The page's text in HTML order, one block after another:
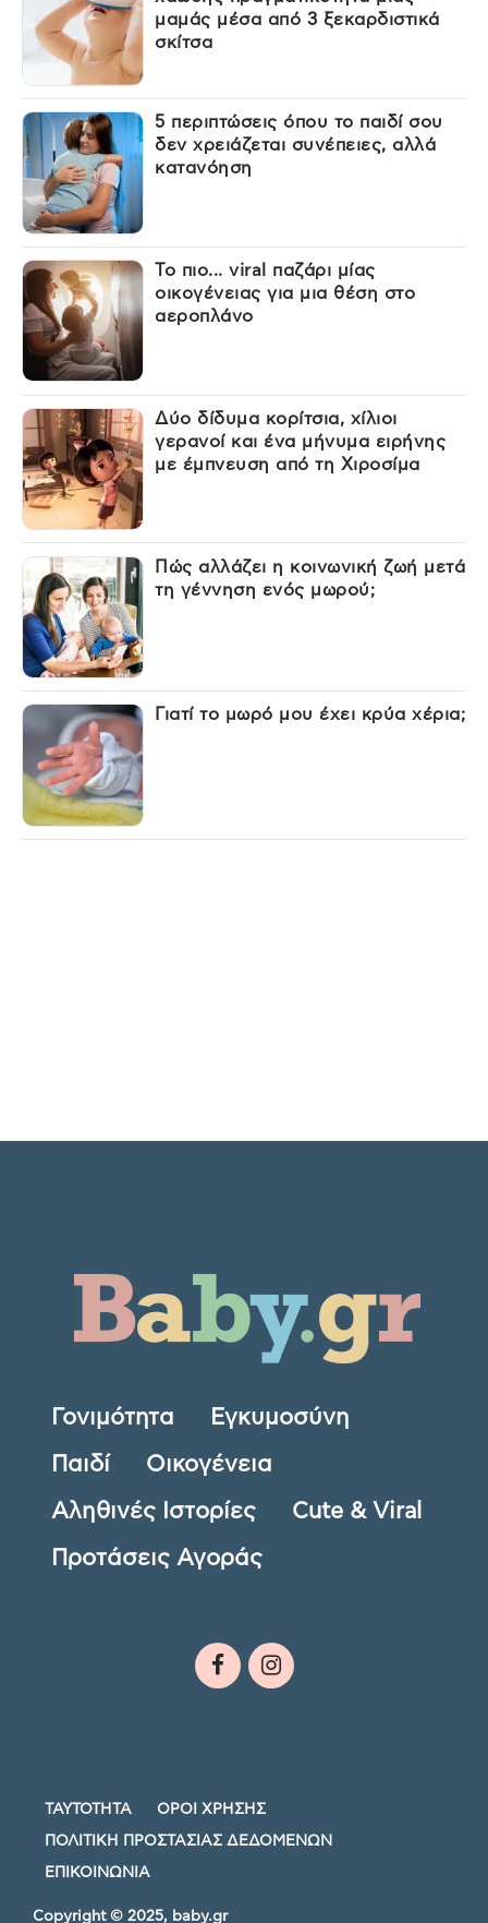
μαμάς μέσα από 3 ξεκαρδιστικά
σκίτσα
5 περιπτώσεις όπου το παιδί σου
δεν χρειάζεται συνέπειες, αλλά
κατανόηση
Το πιο... viral παζάρι μίας
οικογένειας για μια θέση στο
αεροπλάνο
Δύο δίδυμα κορίτσια, χίλιοι
γερανοί και ένα μήνυμα ειρήνης
με έμπνευση από τη Χιροσίμα
Πώς αλλάζει η κοινωνική ζωή μετά
τη γέννηση ενός μωρού;
Γιατί το μωρό μου έχει κρύα χέρια;
Γονιμότητα Εγκυμοσύνη
Παιδί Οικογένεια
Αληθινές Ιστορίες Cute & Viral
Προτάσεις Αγοράς
ΤΑΥΤΟΤΗΤΑ ΟΡΟΙ ΧΡΗΣΗΣ
ΠΟΛΙΤΙΚΗ ΠΡΟΣΤΑΣΙΑΣ ΔΕΔΟΜΕΝΩΝ
ΕΠΙΚΟΙΝΩΝΙΑ
Copyright © 2025, baby.gr